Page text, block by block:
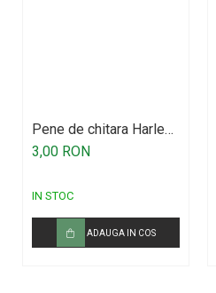
Pene de chitara Harley
Benton
3,00 RON
IN STOC
ADAUGA IN COS